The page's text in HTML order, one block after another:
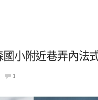
小附近巷弄內法
1